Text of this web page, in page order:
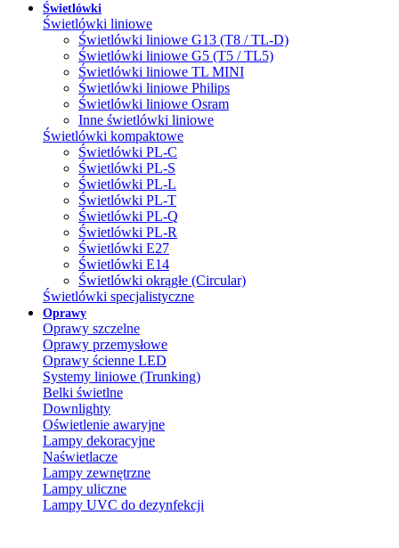
Świetlówki
Świetlówki liniowe
Świetlówki liniowe G13 (T8 / TL-D)
Świetlówki liniowe G5 (T5 / TL5)
Świetlówki liniowe TL MINI
Świetlówki liniowe Philips
Świetlówki liniowe Osram
Inne świetlówki liniowe
Świetlówki kompaktowe
Świetlówki PL-C
Świetlówki PL-S
Świetlówki PL-L
Świetlówki PL-T
Świetlówki PL-Q
Świetlówki PL-R
Świetlówki E27
Świetlówki E14
Świetlówki okrągłe (Circular)
Świetlówki specjalistyczne
Oprawy
Oprawy szczelne
Oprawy przemysłowe
Oprawy ścienne LED
Systemy liniowe (Trunking)
Belki świetlne
Downlighty
Oświetlenie awaryjne
Lampy dekoracyjne
Naświetlacze
Lampy zewnętrzne
Lampy uliczne
Lampy UVC do dezynfekcji